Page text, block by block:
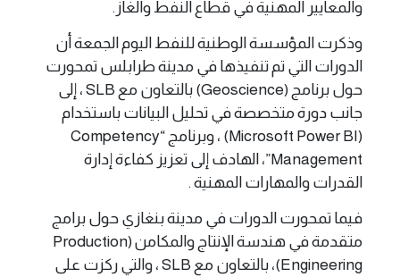
والمعايير المهنية في قطاع النفط والغاز.
وذكرت المؤسسة الوطنية للنفط اليوم الجمعة أن
الدورات التي تم تنفيذها في مدينة طرابلس تمحورت
حول برنامج (Geoscience) بالتعاون مع SLB ، إلى
جانب دورة متخصصة في تحليل البيانات باستخدام
(Microsoft Power BI) ، وبرنامج “Competency
Management”، الهادف إلى تعزيز كفاءة إدارة
القدرات والمهارات المهنية .
فيما تمحورت الدورات في مدينة بنغازي حول برامج
متقدمة في هندسة الإنتاج والمكامن (Production
Engineering)، بالتعاون مع SLB ، والتي ركزت على